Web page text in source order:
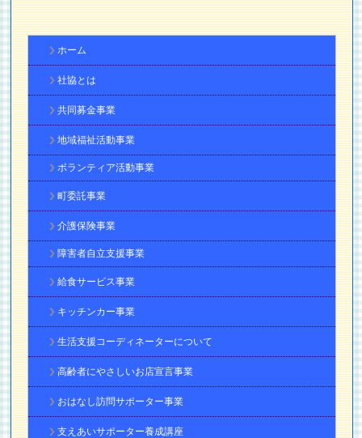
ホーム
社協とは
共同募金事業
地域福祉活動事業
ボランティア活動事業
町委託事業
介護保険事業
障害者自立支援事業
給食サービス事業
キッチンカー事業
生活支援コーディネーターについて
高齢者にやさしいお店宣言事業
おはなし訪問サポーター事業
支えあいサポーター養成講座